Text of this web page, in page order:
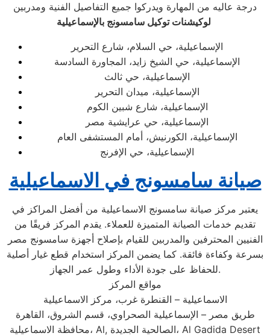
درجة عاليه من المهارة ويدركوا جميع التفاصيل الفنية ومدربين
الإسماعيلية، حي السلام، شارع التحرير
الإسماعيلية، حي الشيخ زايد، المجاورة السادسة
الإسماعيلية، حي ثالث
الإسماعيلية، ميدان التحرير
الإسماعيلية، شارع شبين الكوم
الإسماعيلية، حي عرايشية مصر
الإسماعيلية، الكورنيش، أمام المستشفى العام
الإسماعيلية، حي الإفرنج
صيانة سامسونج في الاسماعيلية
يعتبر مركز صيانة سامسونج الاسماعيلية من أفضل المراكز في
تقديم خدمات الصيانة المتميزة للعملاء. يقدم المركز فريقًا من
الفنيين المحترفين والمدربين للقيام بإصلاح أجهزة سامسونج مصر
بسرعة وكفاءة فائقة. كما يضمن المركز استخدام قطع غيار أصلية
للحفاظ على جودة الأداء وطول عمر الجهاز.
مواقع المركز
الاسماعيلية – القنطرة غرب، مركز الاسماعيلية
طريق مصر – الإسماعيلية الصحراوي، قسم الشروق، القاهرة
محافظة الاسماعيلية، Al, الصالحية الجديدة، Al Gadida Desert